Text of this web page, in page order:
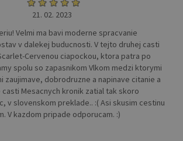
21. 02. 2023
Velmi ma bavi moderne spracvanie
v dalekej buducnosti. V tejto druhej casti
Cervenou ciapockou, ktora patra po
spolu so zapasnikom Vlkom medzi ktorymi
zaujimave, dobrodruzne a napinave citanie a
Mesacnych kronik zatial tak skoro
v slovenskom preklade.. :( Asi skusim cestinu
V kazdom pripade odporucam. :)